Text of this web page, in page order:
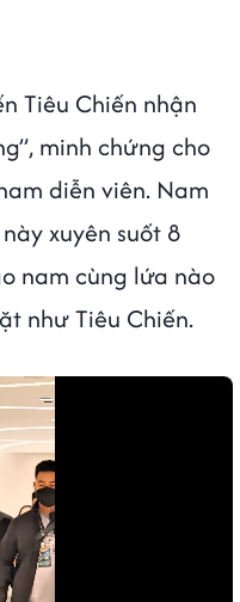
Tiêu Chiến nhận
minh chứng cho
diễn viên. Nam
xuyên suốt 8
nam cùng lứa nào
như Tiêu Chiến.